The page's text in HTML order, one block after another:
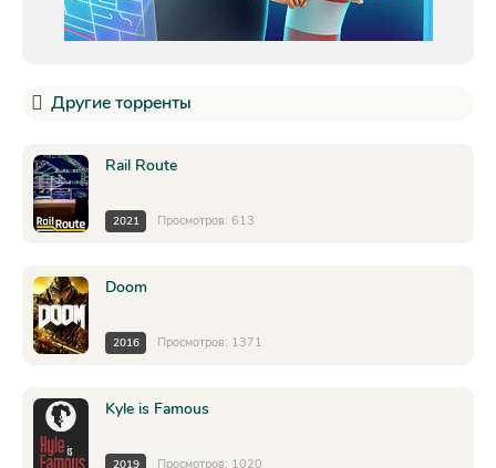
Другие торренты
Rail Route
2021 Просмотров: 613
Doom
2016 Просмотров: 1371
Kyle is Famous
2019 Просмотров: 1020